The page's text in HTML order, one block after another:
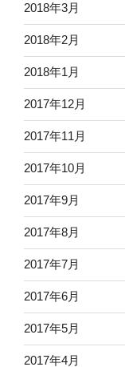
2018年3月
2018年2月
2018年1月
2017年12月
2017年11月
2017年10月
2017年9月
2017年8月
2017年7月
2017年6月
2017年5月
2017年4月